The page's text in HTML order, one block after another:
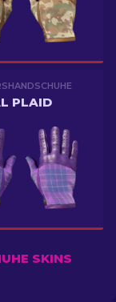
PLAID
SKINS